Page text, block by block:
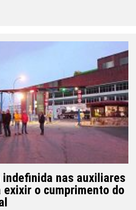
indefinida nas auxiliares
exixir o cumprimento do